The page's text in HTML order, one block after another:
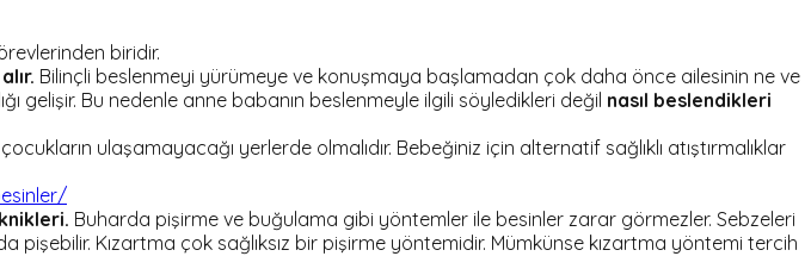
biridir.
Bilinçli beslenmeyi yürümeye ve konuşmaya başlamadan çok daha önce ailesinin ne ve
gelişir. Bu nedenle anne babanın beslenmeyle ilgili söyledikleri değil nasıl beslendikleri
ulaşamayacağı yerlerde olmalıdır. Bebeğiniz için alternatif sağlıklı atıştırmalıklar
Buharda pişirme ve buğulama gibi yöntemler ile besinler zarar görmezler. Sebzeleri
Kızartma çok sağlıksız bir pişirme yöntemidir. Mümkünse kızartma yöntemi tercih